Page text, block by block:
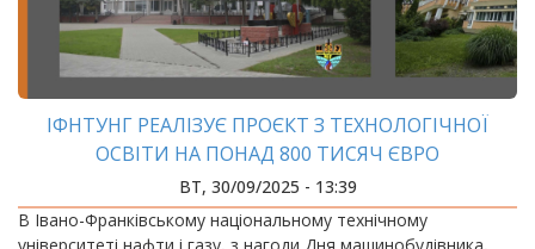
ІФНТУНГ РЕАЛІЗУЄ ПРОЄКТ З ТЕХНОЛОГІЧНОЇ
ОСВІТИ НА ПОНАД 800 ТИСЯЧ ЄВРО
ВТ, 30/09/2025 - 13:39
В Івано-Франківському національному технічному